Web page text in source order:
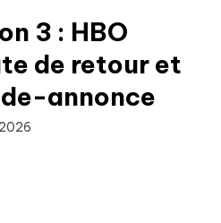
3 : HBO
de retour et
annonce